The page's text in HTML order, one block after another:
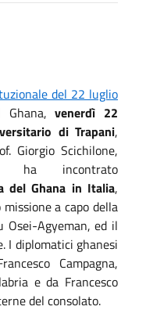
del 22 luglio
Ghana,venerdì 22
di Trapani,
Giorgio Scichilone,
ha incontrato
del Ghana in Italia,
a capo della
Osei-Agyeman, ed il
I diplomatici ghanesi
Campagna,
e da Francesco
del consolato.